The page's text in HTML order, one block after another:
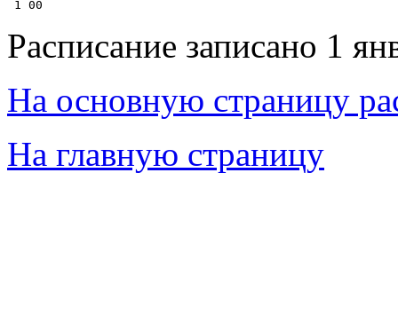
Расписание записано 1
На основную страницу
На главную страницу